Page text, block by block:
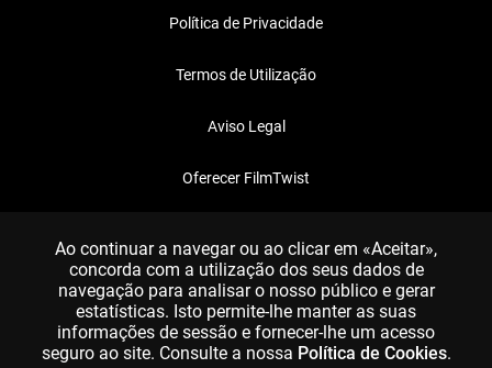
Política de Privacidade
Termos de Utilização
Aviso Legal
Oferecer FilmTwist
Ao continuar a navegar ou ao clicar em «Aceitar»,
concorda com a utilização dos seus dados de
navegação para analisar o nosso público e gerar
estatísticas. Isto permite-lhe manter as suas
informações de sessão e fornecer-lhe um acesso
seguro ao site. Consulte a nossa Política de Cookies.